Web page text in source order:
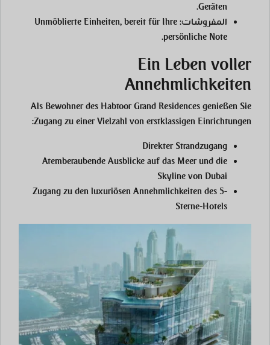
Geräten.
المفروشات: Unmöblierte Einheiten, bereit für Ihre
persönliche Note.
Ein Leben voller
Annehmlichkeiten
Als Bewohner des Habtoor Grand Residences genießen Sie
Zugang zu einer Vielzahl von erstklassigen Einrichtungen:
Direkter Strandzugang
Atemberaubende Ausblicke auf das Meer und die
Skyline von Dubai
Zugang zu den luxuriösen Annehmlichkeiten des 5-
Sterne-Hotels